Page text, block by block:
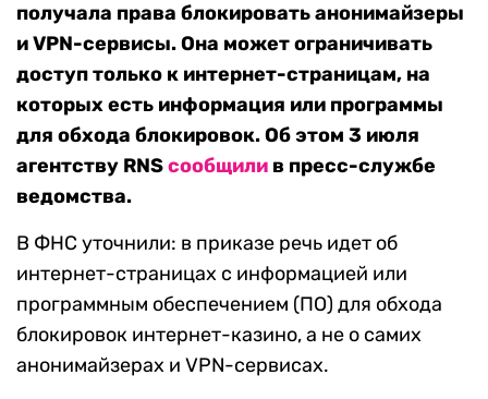
получала права блокировать анонимайзеры
и VPN-сервисы. Она может ограничивать
доступ только к интернет-страницам, на
которых есть информация или программы
для обхода блокировок. Об этом 3 июля
агентству RNSсообщили в пресс-службе
ведомства.
В ФНС уточнили: в приказе речь идет об
интернет-страницах с информацией или
программным обеспечением (ПО) для обхода
блокировок интернет-казино, а не о самих
анонимайзерах и VPN-сервисах.